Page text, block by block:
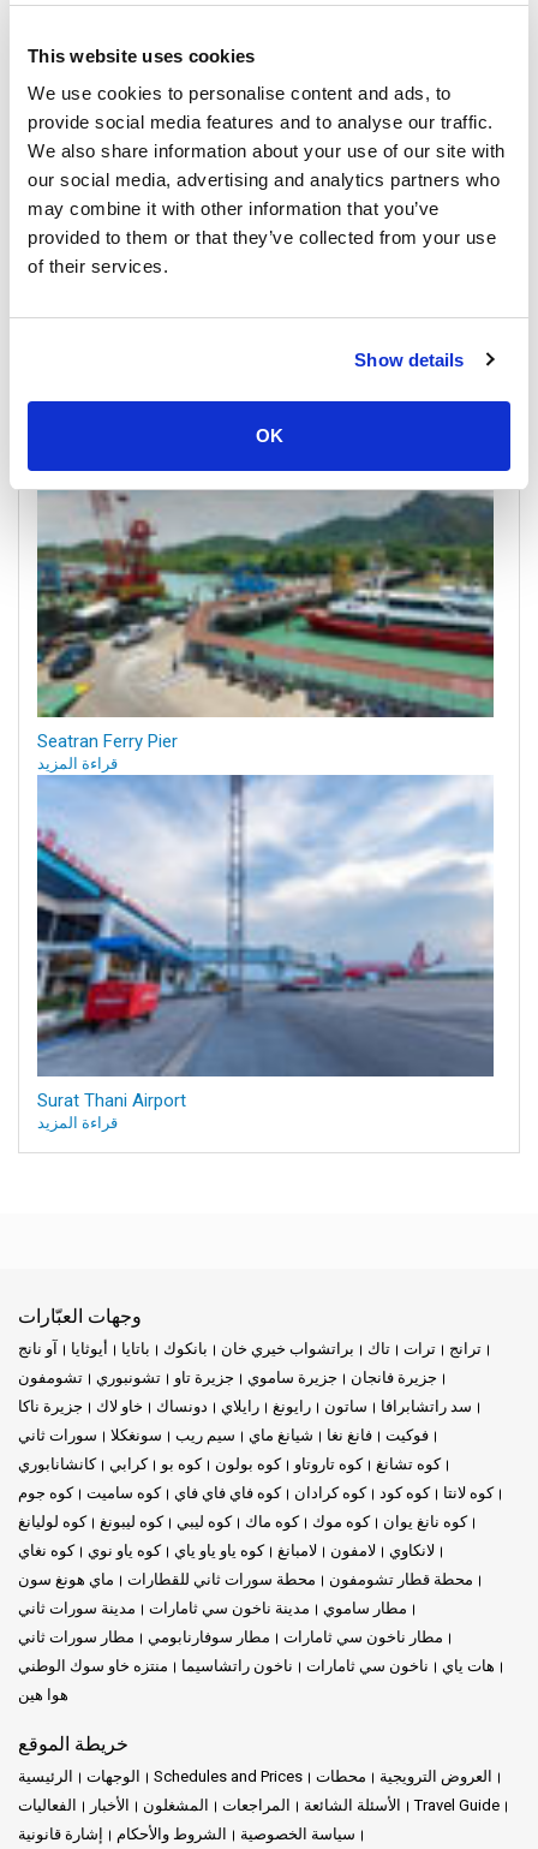
This website uses cookies
We use cookies to personalise content and ads, to
provide social media features and to analyse our traffic.
We also share information about your use of our site with
our social media, advertising and analytics partners who
may combine it with other information that you’ve
provided to them or that they’ve collected from your use
of their services.
Show details
OK
All Prices & Schedules
Seatran Ferry Pier
قراءة المزيد
Surat Thani Airport
قراءة المزيد
وجهات العبّارات
آو نانج أيوثايا باتايا بانكوك براتشواب خيري خان تاك ترات
ترانج
تشومفون
تشونبوري جزيرة تاو جزيرة ساموي
جزيرة فانجان
جزيرة ناكا
خاو لاك دونساك رايلاي رايونغ ساتون
سد راتشابرافا
سورات ثاني
سونغكلا سيم ريب شيانغ ماي فانغ نغا
فوكيت
كانشانابوري
كرابي كوه بو كوه بولون كوه تاروتاو
كوه تشانغ
كوه جوم
كوه ساميت كوه فاي فاي فاي كوه كرادان كوه كود
كوه لانتا
كوه لوليانغ
كوه ليبونغ كوه ليبي كوه ماك كوه موك
كوه نانغ يوان
كوه نغاي
كوه ياو نوي كوه ياو ياو ياي لامبانغ لامفون
لانكاوي
ماي هونغ سون
محطة سورات ثاني للقطارات
محطة قطار تشومفون
مدينة سورات ثاني
مدينة ناخون سي ثامارات
مطار ساموي
مطار سورات ثاني
مطار سوفارنابومي
مطار ناخون سي ثامارات
منتزه خاو سوك الوطني
ناخون راتشاسيما ناخون سي ثامارات
هات ياي
هوا هين
خريطة الموقع
الرئيسية الوجهات Schedules and Prices محطات
العروض الترويجية
الفعاليات
الأخبار المشغلون المراجعات الأسئلة الشائعة
Travel Guide
إشارة قانونية
الشروط والأحكام
سياسة الخصوصية